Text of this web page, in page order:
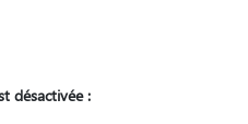
désactivée :